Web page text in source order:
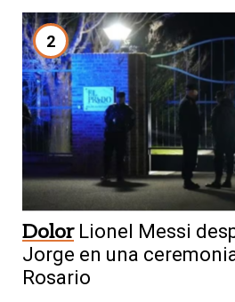
2
Dolor Lionel Messi
Jorge en una
Rosario